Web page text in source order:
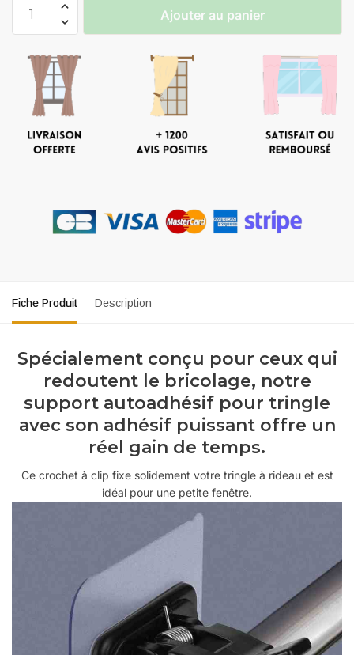
Ajouter au panier
Fiche Produit Description
Spécialement conçu pour ceux qui
redoutent le bricolage, notre
support autoadhésif pour tringle
avec son adhésif puissant offre un
réel gain de temps.
Ce crochet à clip fixe solidement votre tringle à rideau et est
idéal pour une petite fenêtre.